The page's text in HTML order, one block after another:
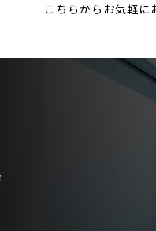
こちらからお気軽に